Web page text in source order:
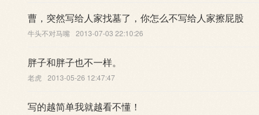
曹，突然写给人家找墓了，你怎么不写给人家擦屁股
牛头不对马嘴 2013-07-03 22:10:26
胖子和胖子也不一样。
老虎 2013-05-26 12:47:47
写的越简单我就越看不懂！